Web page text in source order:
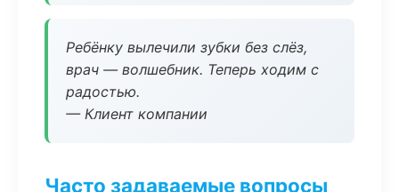
Ребёнку вылечили зубки без слёз,
врач — волшебник. Теперь ходим с
радостью.
— Клиент компании
Часто задаваемые вопросы